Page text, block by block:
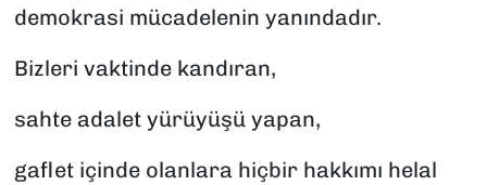
demokrasi mücadelenin yanındadır.
Bizleri vaktinde kandıran,
sahte adalet yürüyüşü yapan,
gaflet içinde olanlara hiçbir hakkımı helal